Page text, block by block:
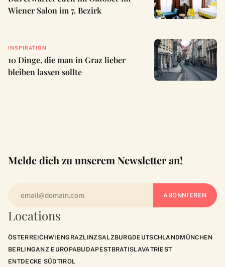
Wiener Salon im 7. Bezirk
INSPIRATION
10 Dinge, die man in Graz lieber
bleiben lassen sollte
Locations
ÖSTERREICHWIENGRAZLINZSALZBURGDEUTSCHLANDMÜNCHEN
BERLINGANZ EUROPABUDAPESTBRATISLAVATRIEST
ENTDECKE SÜDTIROL
Melde dich zu unserem Newsletter an!